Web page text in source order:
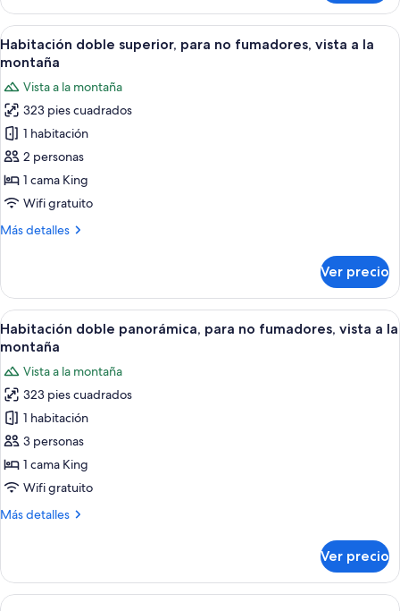
la
montaña
individual
Premium,
para
no
vista
a
la
montaña
Abrir
todas
fotos
de
Habitación
doble
superior,
para
fumadores,
la
montaña
Una habitación de hotel con una
8
Habitación doble superior, para no fumadores, vista a la
montaña
Vista a la montaña
323 pies cuadrados
1 habitación
2 personas
1 cama King
Wifi gratuito
Más detalles
Más
doble
superior,
para
no
vista
a
la
montaña
Ver precio
Abrir
todas
fotos
de
Habitación
doble
panorámica,
para
fumadores,
la
Habitación de hotel con cama, dos
9
Habitación doble panorámica, para no fumadores, vista a la
montaña
Vista a la montaña
323 pies cuadrados
1 habitación
3 personas
1 cama King
Wifi gratuito
Más detalles
Más
doble
panorámica,
Ver precio